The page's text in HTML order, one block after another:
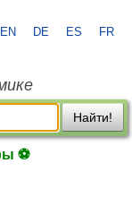
EN DE ES FR
Найти!
⚽